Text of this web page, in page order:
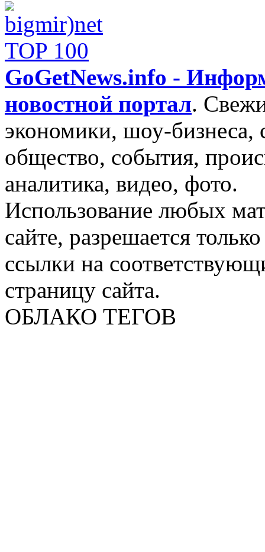
GoGetNews.info -
новостной портал.
экономики, шоу-бизнеса,
общество, события,
аналитика, видео, фото.
Использование любых
сайте, разрешается
ссылки на
страницу сайта.
ОБЛАКО ТЕГОВ